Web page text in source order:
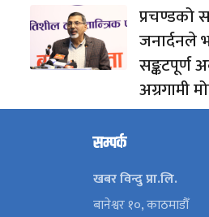
प्रचण्डको
जनार्दनले
सङ्कटपूर्ण
अग्रगामी
सम्पर्क
खबर विन्दु प्रा.लि.
बानेश्वर १०, काठमाडौँ